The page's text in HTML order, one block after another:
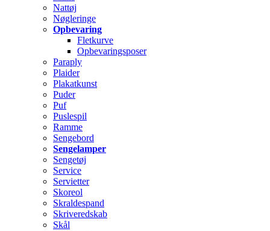
Nattøj
Nøgleringe
Opbevaring
Fletkurve
Opbevaringsposer
Paraply
Plaider
Plakatkunst
Puder
Puf
Puslespil
Ramme
Sengebord
Sengelamper
Sengetøj
Service
Servietter
Skoreol
Skraldespand
Skriveredskab
Skål